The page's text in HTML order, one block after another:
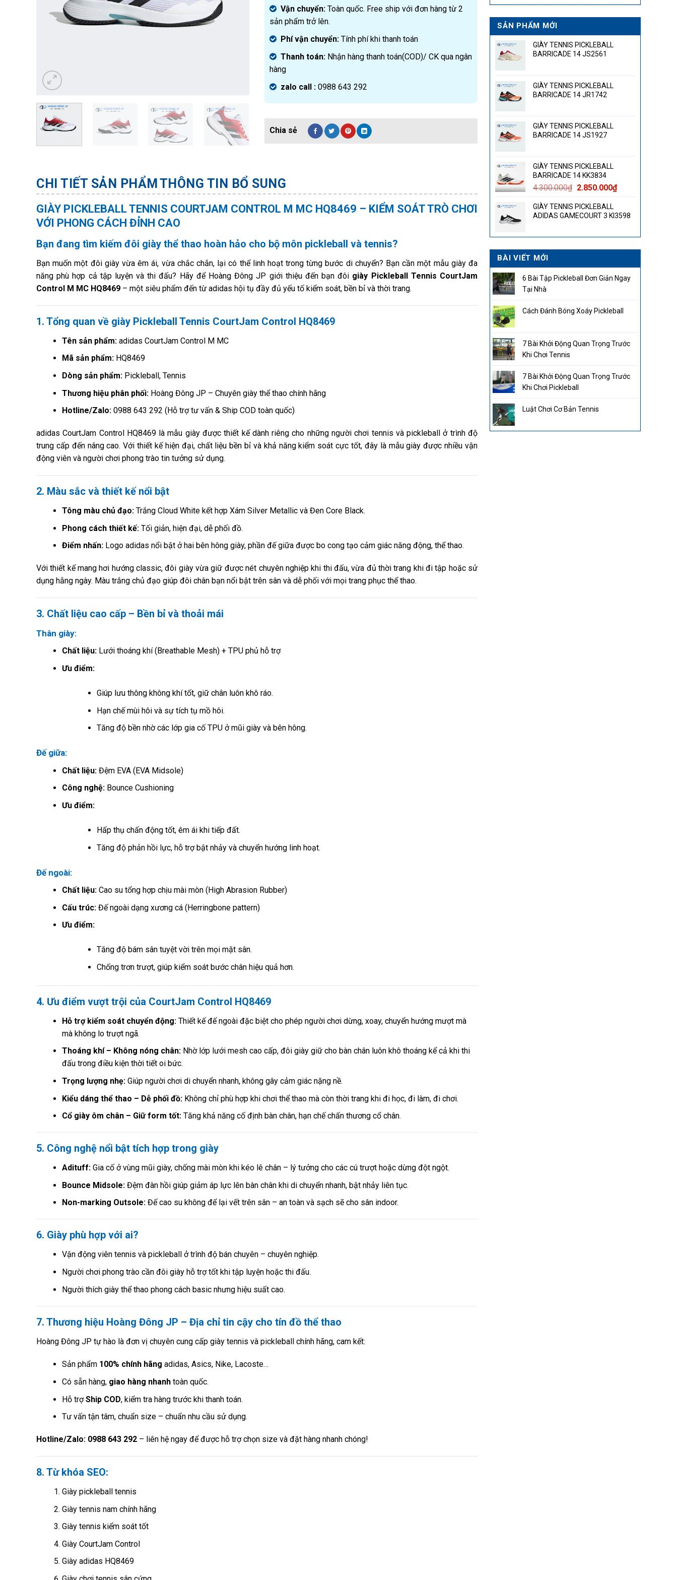
SẢN PHẨM MỚI
GIÀY TENNIS PICKLEBALL
BARRICADE 14 JS2561
GIÀY TENNIS PICKLEBALL
BARRICADE 14 JR1742
GIÀY TENNIS PICKLEBALL
BARRICADE 14 JS1927
GIÀY TENNIS PICKLEBALL
BARRICADE 14 KK3834
4.300.000₫ Giá
là:
4.300.000₫.
2.850.000₫Giá
là:
GIÀY TENNIS PICKLEBALL
ADIDAS GAMECOURT 3 KI3598
BÀI VIẾT MỚI
6 Bài Tập Pickleball Đơn Giản Ngay
Tại Nhà
Cách Đánh Bóng Xoáy Pickleball
7 Bài Khởi Động Quan Trọng Trước
Khi Chơi Tennis
7 Bài Khởi Động Quan Trọng Trước
Khi Chơi Pickleball
Luật Chơi Cơ Bản Tennis
Vận chuyển: Toàn quốc. Free ship với đơn hàng từ 2
sản phẩm trở lên.
Phí vận chuyển: Tính phí khi thanh toán
Thanh toán: Nhận hàng thanh toán(COD)/ CK qua ngân
hàng
zalo call : 0988 643 292
CHI TIẾT SẢN PHẨM THÔNG TIN BỔ SUNG
GIÀY PICKLEBALL TENNIS COURTJAM CONTROL M MC HQ8469 – KIỂM SOÁT TRÒ CHƠI
VỚI PHONG CÁCH ĐỈNH CAO
Bạn đang tìm kiếm đôi giày thể thao hoàn hảo cho bộ môn pickleball và tennis?
Bạn muốn một đôi giày vừa êm ái, vừa chắc chắn, lại có thể linh hoạt trong từng bước di chuyển? Bạn cần một mẫu giày đa
năng phù hợp cả tập luyện và thi đấu? Hãy để Hoàng Đông JP giới thiệu đến bạn đôi giày Pickleball Tennis CourtJam
Control M MC HQ8469 – một siêu phẩm đến từ adidas hội tụ đầy đủ yếu tố kiểm soát, bền bỉ và thời trang.
1. Tổng quan về giày Pickleball Tennis CourtJam Control HQ8469
Tên sản phẩm:adidas CourtJam Control M MC
Mã sản phẩm:HQ8469
Dòng sản phẩm:Pickleball, Tennis
Thương hiệu phân phối:Hoàng Đông JP – Chuyên giày thể thao chính hãng
Hotline/Zalo:0988 643 292 (Hỗ trợ tư vấn & Ship COD toàn quốc)
adidas CourtJam Control HQ8469 là mẫu giày được thiết kế dành riêng cho những người chơi tennis và pickleball ở trình độ
trung cấp đến nâng cao. Với thiết kế hiện đại, chất liệu bền bỉ và khả năng kiểm soát cực tốt, đây là mẫu giày được nhiều vận
động viên và người chơi phong trào tin tưởng sử dụng.
2. Màu sắc và thiết kế nổi bật
Tông màu chủ đạo:Trắng Cloud White kết hợp Xám Silver Metallic và Đen Core Black.
Phong cách thiết kế:Tối giản, hiện đại, dễ phối đồ.
Điểm nhấn:Logo adidas nổi bật ở hai bên hông giày, phần đế giữa được bo cong tạo cảm giác năng động, thể thao.
Với thiết kế mang hơi hướng classic, đôi giày vừa giữ được nét chuyên nghiệp khi thi đấu, vừa đủ thời trang khi đi tập hoặc sử
dụng hằng ngày. Màu trắng chủ đạo giúp đôi chân bạn nổi bật trên sân và dễ phối với mọi trang phục thể thao.
3. Chất liệu cao cấp – Bền bỉ và thoải mái
Thân giày:
Chất liệu:Lưới thoáng khí (Breathable Mesh) + TPU phủ hỗ trợ
Ưu điểm:
Giúp lưu thông không khí tốt, giữ chân luôn khô ráo.
Hạn chế mùi hôi và sự tích tụ mồ hôi.
Tăng độ bền nhờ các lớp gia cố TPU ở mũi giày và bên hông.
Đế giữa:
Chất liệu:Đệm EVA (EVA Midsole)
Công nghệ:Bounce Cushioning
Ưu điểm:
Hấp thụ chấn động tốt, êm ái khi tiếp đất.
Tăng độ phản hồi lực, hỗ trợ bật nhảy và chuyển hướng linh hoạt.
Đế ngoài:
Chất liệu:Cao su tổng hợp chịu mài mòn (High Abrasion Rubber)
Cấu trúc:Đế ngoài dạng xương cá (Herringbone pattern)
Ưu điểm:
Tăng độ bám sân tuyệt vời trên mọi mặt sân.
Chống trơn trượt, giúp kiểm soát bước chân hiệu quả hơn.
4. Ưu điểm vượt trội của CourtJam Control HQ8469
Hỗ trợ kiểm soát chuyển động:Thiết kế đế ngoài đặc biệt cho phép người chơi dừng, xoay, chuyển hướng mượt mà
mà không lo trượt ngã.
Thoáng khí – Không nóng chân:Nhờ lớp lưới mesh cao cấp, đôi giày giữ cho bàn chân luôn khô thoáng kể cả khi thi
đấu trong điều kiện thời tiết oi bức.
Trọng lượng nhẹ:Giúp người chơi di chuyển nhanh, không gây cảm giác nặng nề.
Kiểu dáng thể thao – Dễ phối đồ:Không chỉ phù hợp khi chơi thể thao mà còn thời trang khi đi học, đi làm, đi chơi.
Cổ giày ôm chân – Giữ form tốt:Tăng khả năng cố định bàn chân, hạn chế chấn thương cổ chân.
5. Công nghệ nổi bật tích hợp trong giày
Adituff:Gia cố ở vùng mũi giày, chống mài mòn khi kéo lê chân – lý tưởng cho các cú trượt hoặc dừng đột ngột.
Bounce Midsole:Đệm đàn hồi giúp giảm áp lực lên bàn chân khi di chuyển nhanh, bật nhảy liên tục.
Non-marking Outsole:Đế cao su không để lại vết trên sân – an toàn và sạch sẽ cho sân indoor.
6. Giày phù hợp với ai?
Vận động viên tennis và pickleball ở trình độ bán chuyên – chuyên nghiệp.
Người chơi phong trào cần đôi giày hỗ trợ tốt khi tập luyện hoặc thi đấu.
Người thích giày thể thao phong cách basic nhưng hiệu suất cao.
7. Thương hiệu Hoàng Đông JP – Địa chỉ tin cậy cho tín đồ thể thao
Hoàng Đông JP tự hào là đơn vị chuyên cung cấp giày tennis và pickleball chính hãng, cam kết:
Sản phẩm 100% chính hãng adidas, Asics, Nike, Lacoste…
Có sẵn hàng, giao hàng nhanhtoàn quốc.
Hỗ trợShip COD, kiểm tra hàng trước khi thanh toán.
Tư vấn tận tâm, chuẩn size – chuẩn nhu cầu sử dụng.
Hotline/Zalo: 0988 643 292 – liên hệ ngay để được hỗ trợ chọn size và đặt hàng nhanh chóng!
8. Từ khóa SEO:
Giày pickleball tennis
Giày tennis nam chính hãng
Giày tennis kiểm soát tốt
Giày CourtJam Control
Giày adidas HQ8469